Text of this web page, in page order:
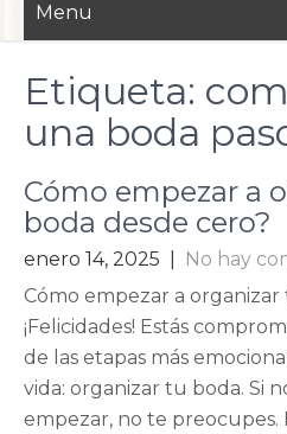
Menu
Etiqueta:
una boda
Cómo empezar a
boda desde cero?
enero 14, 2025
No hay
Cómo empezar a
¡Felicidades! Estás
de las etapas más
vida: organizar tu boda. Si
empezar, no te preocupes.